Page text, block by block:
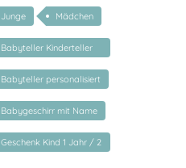
Junge Mädchen
Babyteller Kinderteller
Elefant
Babyteller personalisiert
Babygeschirr mit Name
Geschenk Kind 1 Jahr / 2